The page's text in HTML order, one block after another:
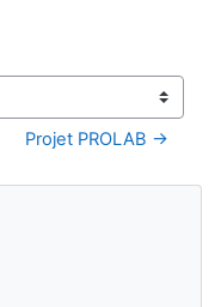
Projet PROLAB →